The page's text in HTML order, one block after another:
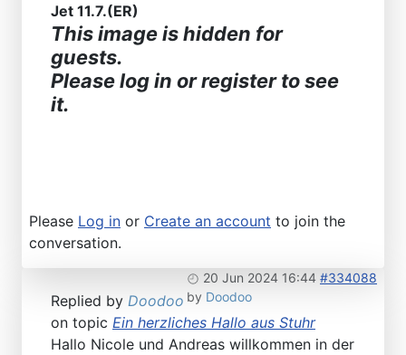
Jet 11.7.(ER)
This image is hidden for
guests.
Please log in or register to see
it.
Please Log in or Create an account to join the
conversation.
20 Jun 2024 16:44 #334088
by Doodoo
Replied by Doodoo
on topic Ein herzliches Hallo aus Stuhr
Hallo Nicole und Andreas willkommen in der